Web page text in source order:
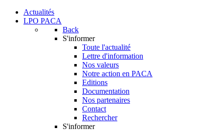
Actualités
LPO PACA
Back
S'informer
Toute l'actualité
Lettre d'information
Nos valeurs
Notre action en PACA
Editions
Documentation
Nos partenaires
Contact
Rechercher
S'informer